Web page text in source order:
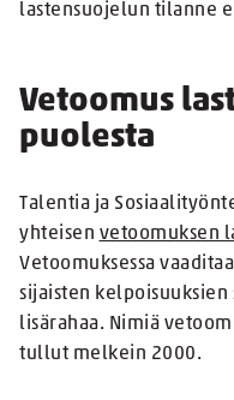
lastensuojelun tilanne
Vetoomus
puolesta
Talentia ja
yhteisen vetoomuksen
Vetoomuksessa
sijaisten
lisärahaa. Nimiä
tullut melkein 2000.